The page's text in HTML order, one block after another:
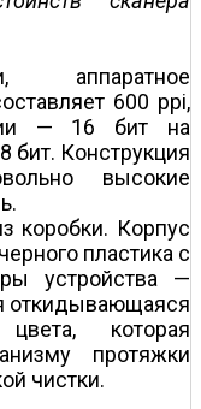
аппаратное
600 ppi,
— 16 бит на
бит. Конструкция
высокие
коробки. Корпус
пластика с
устройства —
откидывающаяся
которая
протяжки
чистки.